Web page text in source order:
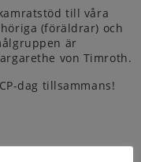
till våra
(föräldrar) och
är
von Timroth.
dag tillsammans!